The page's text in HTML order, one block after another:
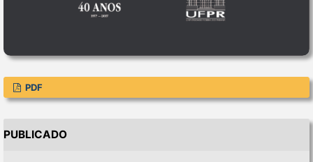
PDF
PUBLICADO